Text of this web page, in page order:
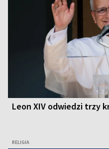
Leon XIV odwiedzi trzy
RELIGIA